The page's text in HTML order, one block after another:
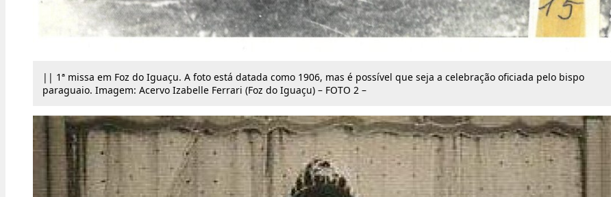
|| 1ª missa em Foz do Iguaçu. A foto está datada como 1906, mas é possível que seja a celebração oficiada pelo bispo
paraguaio. Imagem: Acervo Izabelle Ferrari (Foz do Iguaçu) – FOTO 2 –